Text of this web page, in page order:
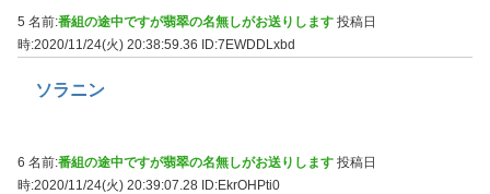
5 名前:番組の途中ですが翡翠の名無しがお送りします 投稿日
時:2020/11/24(火) 20:38:59.36
ID:7EWDDLxbd
ソラニン
6 名前:番組の途中ですが翡翠の名無しがお送りします 投稿日
時:2020/11/24(火) 20:39:07.28 ID:EkrOHPti0